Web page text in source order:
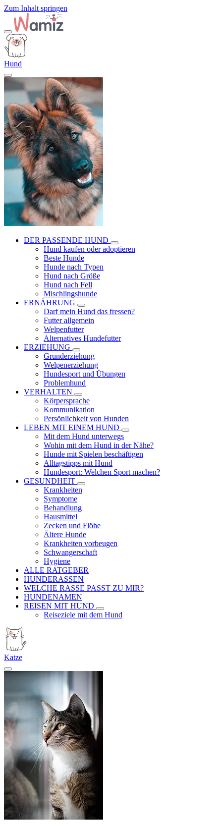
Zum Inhalt springen
Hund
DER PASSENDE HUND
Hund kaufen oder adoptieren
Beste Hunde
Hunde nach Typen
Hund nach Größe
Hund nach Fell
Mischlingshunde
ERNÄHRUNG
Darf mein Hund das fressen?
Futter allgemein
Welpenfutter
Alternatives Hundefutter
ERZIEHUNG
Grunderziehung
Welpenerziehung
Hundesport und Übungen
Problemhund
VERHALTEN
Körpersprache
Kommunikation
Persönlichkeit von Hunden
LEBEN MIT EINEM HUND
Mit dem Hund unterwegs
Wohin mit dem Hund in der Nähe?
Hunde mit Spielen beschäftigen
Alltagstipps mit Hund
Hundesport: Welchen Sport machen?
GESUNDHEIT
Krankheiten
Symptome
Behandlung
Hausmittel
Zecken und Flöhe
Ältere Hunde
Krankheiten vorbeugen
Schwangerschaft
Hygiene
ALLE RATGEBER
HUNDERASSEN
WELCHE RASSE PASST ZU MIR?
HUNDENAMEN
REISEN MIT HUND
Reiseziele mit dem Hund
Katze